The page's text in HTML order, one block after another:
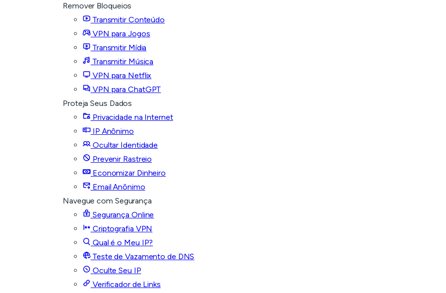
Remover Bloqueios
Transmitir Conteúdo
VPN para Jogos
Transmitir Mídia
Transmitir Música
VPN para Netflix
VPN para ChatGPT
Proteja Seus Dados
Privacidade na Internet
IP Anônimo
Ocultar Identidade
Prevenir Rastreio
Economizar Dinheiro
Email Anônimo
Navegue com Segurança
Segurança Online
Criptografia VPN
Qual é o Meu IP?
Teste de Vazamento de DNS
Oculte Seu IP
Verificador de Links